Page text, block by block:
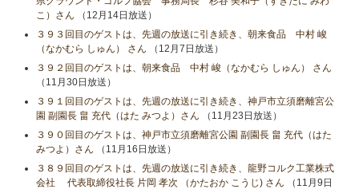
こ）さん （12月14日放送）
３９３回目のゲストは、先週の放送に引き続き、朝来食品 中村 峻
（なかむら しゅん） さん （12月7日放送）
３９２回目のゲストは、朝来食品 中村 峻（なかむら しゅん） さん
（11月30日放送）
３９１回目のゲストは、先週の放送に引き続き、神戸市立須磨離宮公
園 副園長 畠 充代（はた みつよ）さん （11月23日放送）
３９０回目のゲストは、神戸市立須磨離宮公園 副園長 畠 充代（はた
みつよ）さん （11月16日放送）
３８９回目のゲストは、先週の放送に引き続き、龍野コルク工業株式
会社 代表取締役社長 片岡 孝次 （かたおか こうじ) さん （11月9日